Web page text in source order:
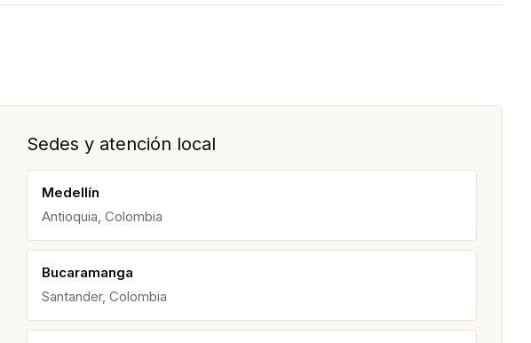
Sedes y atención local
Medellín
Antioquia, Colombia
Bucaramanga
Santander, Colombia